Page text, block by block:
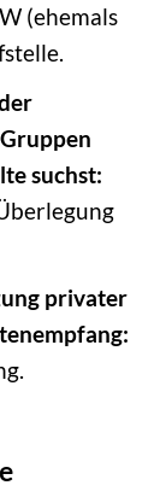
(ehemals
suchst:
privater